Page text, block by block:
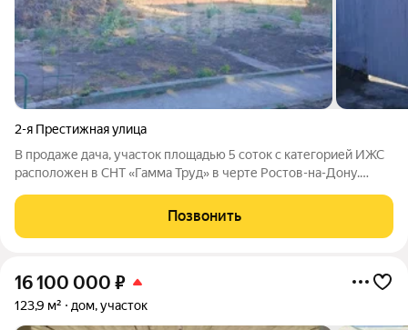
2-я Престижная улица
В продаже дача, участок площадью 5 соток с категорией ИЖС
расположен в СНТ «Гамма Труд» в черте Ростов-на-Дону.
20 на 25 метров, что упрощает процесс проектирования и
размещения будущего дома.
Позвонить
16 100 000 ₽
123,9 м² дом, участок